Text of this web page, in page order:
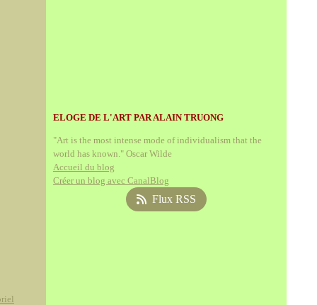
ELOGE DE L'ART PAR ALAIN TRUONG
"Art is the most intense mode of individualism that the
world has known." Oscar Wilde
Accueil du blog
Créer un blog avec CanalBlog
Flux RSS